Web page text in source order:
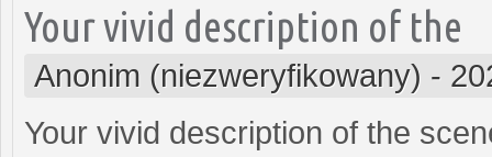
Your vivid description of the
Anonim (niezweryfikowany) -
Your vivid description of the